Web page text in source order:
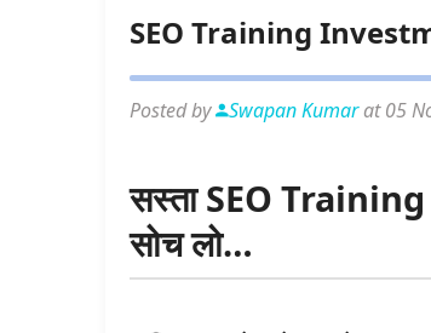
SEO Training
Posted by Swapan Kumarat 05
सस्ता SEO Training
सोच लो…